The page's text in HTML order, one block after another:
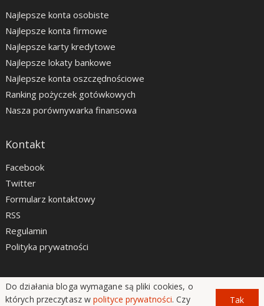
Najlepsze konta osobiste
Najlepsze konta firmowe
Najlepsze karty kredytowe
Najlepsze lokaty bankowe
Najlepsze konta oszczędnościowe
Ranking pożyczek gotówkowych
Nasza porównywarka finansowa
Kontakt
Facebook
Twitter
Formularz kontaktowy
RSS
Regulamin
Polityka prywatności
LiveSmarter.pl © 2012 - 2026
Do działania bloga wymagane są pliki cookies, o
których przeczytasz wpolityce prywatności. Czy Tak